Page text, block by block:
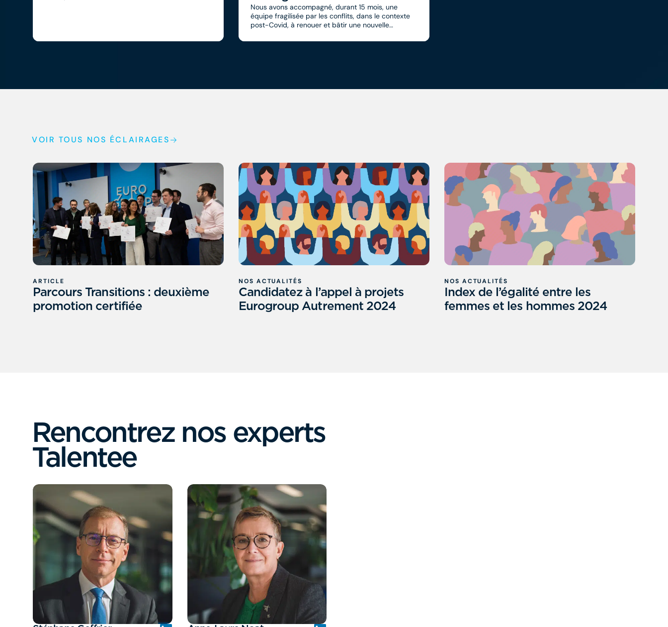
Nous avons accompagné, durant 15 mois, une
équipe fragilisée par les conflits, dans le contexte
post-Covid, à renouer et bâtir une nouvelle
VOIR TOUS NOS ÉCLAIRAGES
ARTICLE
Parcours Transitions : deuxième
promotion certifiée
NOS ACTUALITÉS
Candidatez à l’appel à projets
Eurogroup Autrement 2024
NOS ACTUALITÉS
Index de l’égalité entre les
femmes et les hommes 2024
Rencontrez nos experts
Talentee